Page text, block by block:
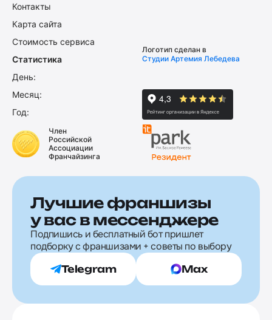
Контакты
Карта сайта
Стоимость сервиса
Статистика
День:
Месяц:
Год:
Логотип сделан в
Студии Артемия Лебедева
Член
Российской
Ассоциации
Франчайзинга
Лучшие франшизы
у вас в мессенджере
Подпишись и бесплатный бот пришлет
подборку с франшизами + советы по выбору
Telegram Max